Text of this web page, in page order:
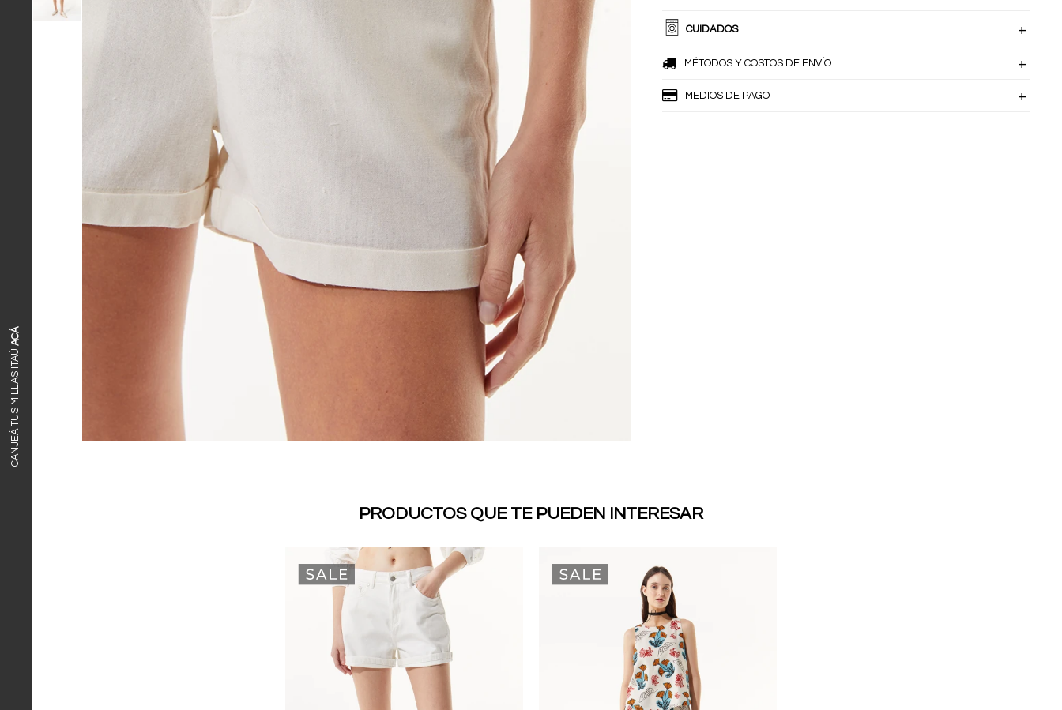
CANJEÁ TUS MILLAS ITAÚ
ACÁ
CUIDADOS
MÉTODOS Y COSTOS DE ENVÍO
MEDIOS DE PAGO
PRODUCTOS QUE TE PUEDEN INTERESAR